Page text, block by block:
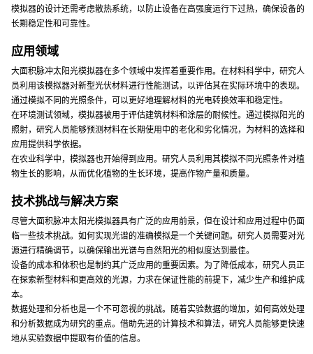
模拟器的设计还需考虑散热系统，以防止设备在高强度运行下过热，确保设备的
长期稳定性和可靠性。
应用领域
大面积脉冲太阳光模拟器在多个领域中发挥着重要作用。在材料科学中，研究人
员利用该模拟器对新型光伏材料进行性能测试，以评估其在实际环境中的表现。
通过模拟不同的光照条件，可以更好地理解材料的光电转换效率和稳定性。
在环境测试领域，模拟器被用于评估建筑材料和涂层的耐候性。通过模拟阳光的
照射，研究人员能够预测材料在长期使用中的老化和劣化情况，为材料的选择和
应用提供科学依据。
在农业科学中，模拟器也开始得到应用。研究人员利用其模拟不同光照条件对植
物生长的影响，从而优化植物的生长环境，提高作物产量和质量。
技术挑战与解决方案
尽管大面积脉冲太阳光模拟器具有广泛的应用前景，但在设计和应用过程中仍面
临一些技术挑战。如何实现光谱的准确模拟是一个关键问题。研究人员需要对光
源进行精确调节，以确保输出光谱与自然阳光的相似度达到最佳。
设备的成本和体积也是制约其广泛应用的重要因素。为了降低成本，研究人员正
在探索新型材料和更高效的光源，力求在保证性能的前提下，减少生产和维护成
本。
数据处理和分析也是一个不可忽视的挑战。随着实验数据的增加，如何高效处理
和分析数据成为研究的重点。借助先进的计算技术和算法，研究人员能够更快速
地从实验数据中提取有价值的信息。